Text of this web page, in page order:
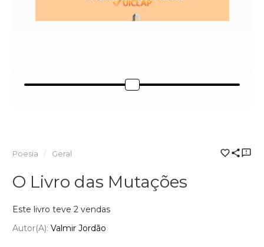
Poesia Geral
O Livro das Mutações
Este livro teve 2 vendas
Autor(a): Valmir Jordão